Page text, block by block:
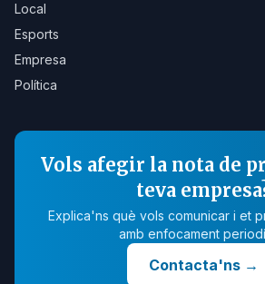
Local
Esports
Empresa
Política
Vols afegir la nota de
teva
Explica'ns què vols comunicar i et
amb enfocament
Contacta'ns→